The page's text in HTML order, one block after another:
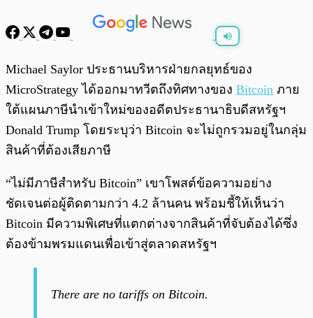
Michael Saylor ประธานบริหารฝ่ายกลยุทธ์ของ
MicroStrategy ได้ออกมาทวีตถึงทิศทางของ Bitcoin ภาย
ใต้แผนภาษีนำเข้าใหม่ของอดีตประธานาธิบดีสหรัฐฯ
Donald Trump โดยระบุว่า Bitcoin จะไม่ถูกรวมอยู่ในกลุ่ม
สินค้าที่ต้องเสียภาษี
“ไม่มีภาษีสำหรับ Bitcoin” เขาโพสต์ข้อความอย่าง
ชัดเจนต่อผู้ติดตามกว่า 4.2 ล้านคน พร้อมชี้ให้เห็นว่า
Bitcoin มีความพิเศษที่แตกต่างจากสินค้าที่จับต้องได้ซึ่ง
ต้องข้ามพรมแดนเพื่อเข้าสู่ตลาดสหรัฐฯ
There are no tariffs on Bitcoin.